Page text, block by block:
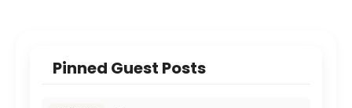
Pinned Guest Posts